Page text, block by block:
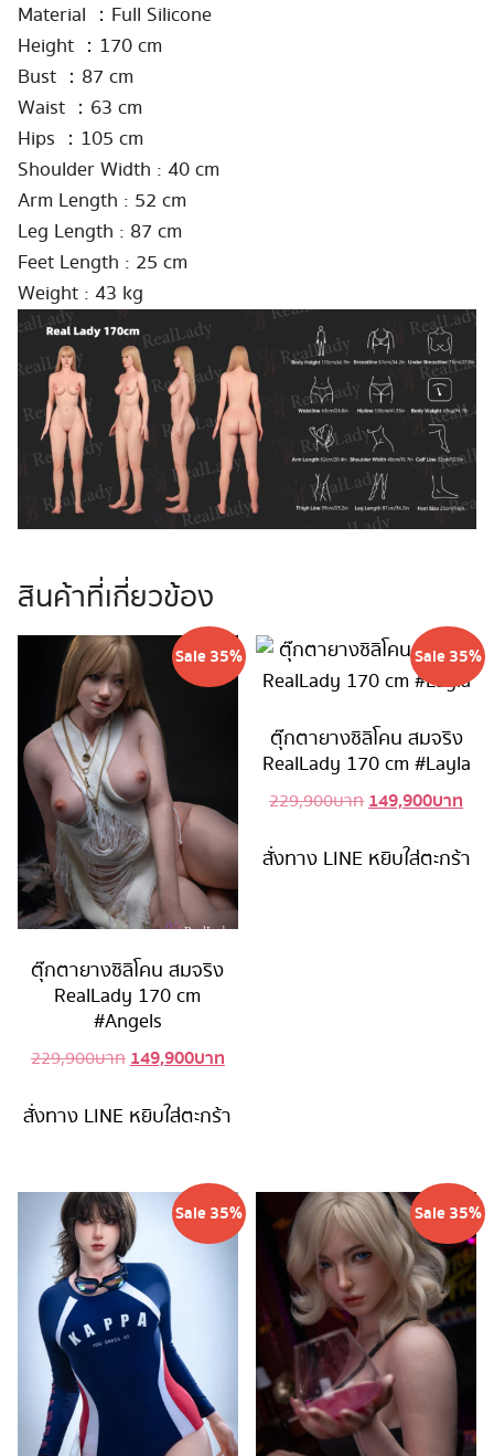
Material ：Full Silicone
Height ：170 cm
Bust ：87 cm
Waist ：63 cm
Hips ：105 cm
Shoulder Width : 40 cm
Arm Length : 52 cm
Leg Length : 87 cm
Feet Length : 25 cm
Weight : 43 kg
สินค้าที่เกี่ยวข้อง
Sale 35%
ตุ๊กตายางซิลิโคน สมจริง
RealLady 170 cm
#Angels
229,900บาท Original
was:
149,900บาทCurrent
is:
สั่งทาง LINE หยิบใส่ตะกร้า
Sale 35%
ตุ๊กตายางซิลิโคน สมจริง
RealLady 170 cm #Layla
229,900บาท Original
was:
149,900บาท
is:
สั่งทาง LINE หยิบใส่ตะกร้า
Sale 35% Sale 35%